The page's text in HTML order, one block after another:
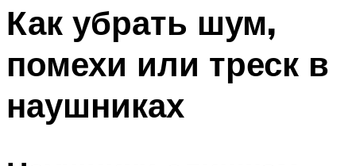
Как убрать шум,
помехи или треск в
наушниках